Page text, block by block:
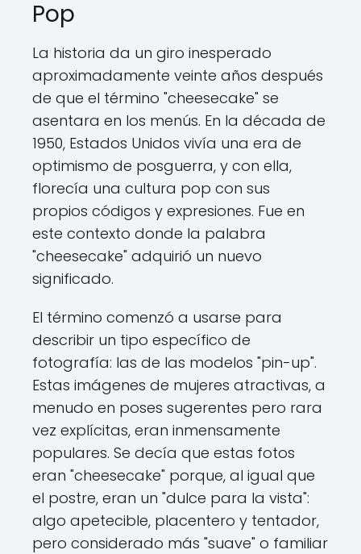
Pop
La historia da un giro inesperado
aproximadamente veinte años después
de que el término "cheesecake" se
asentara en los menús. En la década de
1950, Estados Unidos vivía una era de
optimismo de posguerra, y con ella,
florecía una cultura pop con sus
propios códigos y expresiones. Fue en
este contexto donde la palabra
"cheesecake" adquirió un nuevo
significado.
El término comenzó a usarse para
describir un tipo específico de
fotografía: las de las modelos "pin-up".
Estas imágenes de mujeres atractivas, a
menudo en poses sugerentes pero rara
vez explícitas, eran inmensamente
populares. Se decía que estas fotos
eran "cheesecake" porque, al igual que
el postre, eran un "dulce para la vista":
algo apetecible, placentero y tentador,
pero considerado más "suave" o familiar